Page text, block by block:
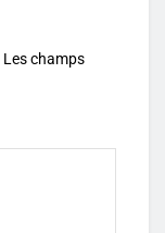
Les champs